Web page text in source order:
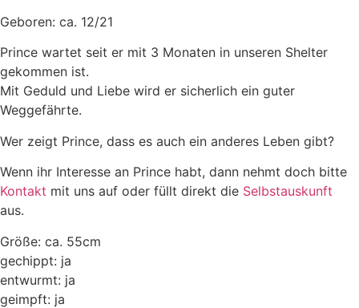
Geboren: ca. 12/21
Prince wartet seit er mit 3 Monaten in unseren Shelter
gekommen ist.
Mit Geduld und Liebe wird er sicherlich ein guter
Weggefährte.
Wer zeigt Prince, dass es auch ein anderes Leben gibt?
Wenn ihr Interesse an Prince habt, dann nehmt doch bitte
Kontakt mit uns auf oder füllt direkt die Selbstauskunft
aus.
Größe: ca. 55cm
gechippt: ja
entwurmt: ja
geimpft: ja